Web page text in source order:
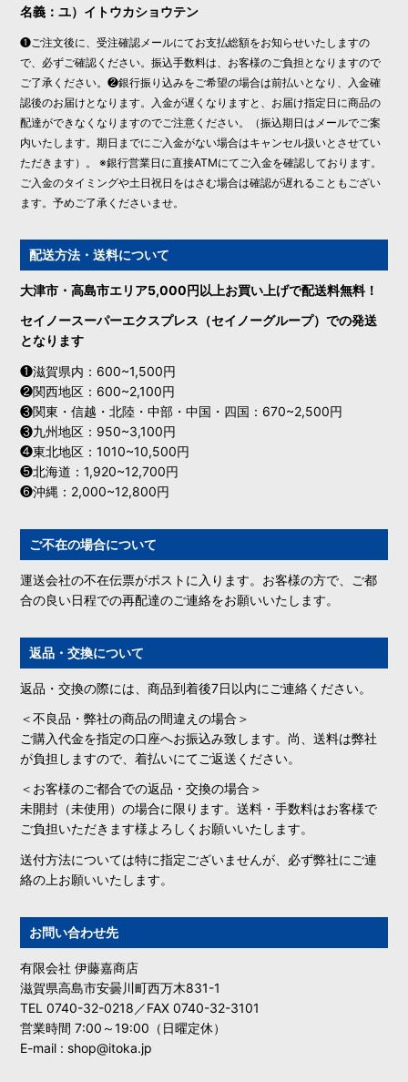
名義：ユ）イトウカショウテン
❶ご注文後に、受注確認メールにてお支払総額をお知らせいたしますの
で、必ずご確認ください。振込手数料は、お客様のご負担となりますので
ご了承ください。❷銀行振り込みをご希望の場合は前払いとなり、入金確
認後のお届けとなります。入金が遅くなりますと、お届け指定日に商品の
配達ができなくなりますのでご注意ください。（振込期日はメールでご案
内いたします。期日までにご入金がない場合はキャンセル扱いとさせてい
ただきます）。 ※銀行営業日に直接ATMにてご入金を確認しております。
ご入金のタイミングや土日祝日をはさむ場合は確認が遅れることもござい
ます。予めご了承くださいませ。
配送方法・送料について
大津市・高島市エリア5,000円以上お買い上げで配送料無料！
セイノースーパーエクスプレス（セイノーグループ）での発送
となります
❶滋賀県内：600~1,500円
❷関西地区：600~2,100円
❸関東・信越・北陸・中部・中国・四国：670~2,500円
❸九州地区：950~3,100円
❹東北地区：1010~10,500円
❺北海道：1,920~12,700円
❻沖縄：2,000~12,800円
ご不在の場合について
運送会社の不在伝票がポストに入ります。お客様の方で、ご都
合の良い日程での再配達のご連絡をお願いいたします。
返品・交換について
返品・交換の際には、商品到着後7日以内にご連絡ください。
＜不良品・弊社の商品の間違えの場合＞
ご購入代金を指定の口座へお振込み致します。尚、送料は弊社
が負担しますので、着払いにてご返送ください。
＜お客様のご都合での返品・交換の場合＞
未開封（未使用）の場合に限ります。送料・手数料はお客様で
ご負担いただきます様よろしくお願いいたします。
送付方法については特に指定ございませんが、必ず弊社にご連
絡の上お願いいたします。
お問い合わせ先
有限会社 伊藤嘉商店
滋賀県高島市安曇川町西万木831-1
TEL 0740-32-0218／FAX 0740-32-3101
営業時間 7:00～19:00（日曜定休）
E-mail : shop@itoka.jp